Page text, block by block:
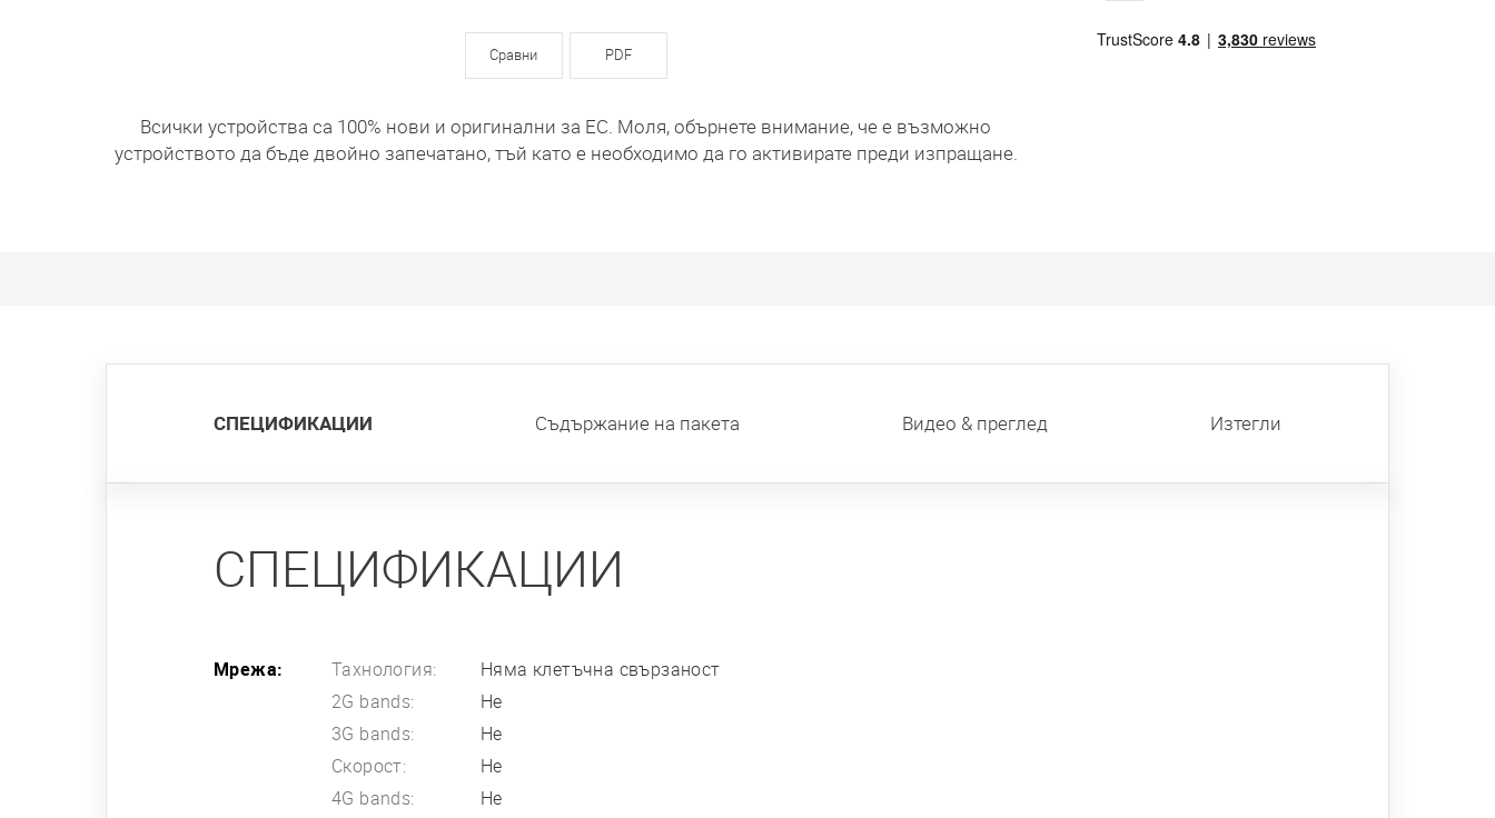
Сравни PDF
Всички устройства са 100% нови и оригинални за ЕС. Моля, обърнете внимание, че е възможно
устройството да бъде двойно запечатано, тъй като е необходимо да го активирате преди изпращане.
СПЕЦИФИКАЦИИ Съдържание на пакета Видео & преглед Изтегли
СПЕЦИФИКАЦИИ
Мрежа: Тахнология:
Няма клетъчна свързаност
2G bands:
Не
3G bands:
Не
Скорост:
Не
4G bands:
Не